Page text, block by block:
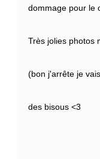
dommage pour le
Très jolies photos
(bon j'arrête je
des bisous <3